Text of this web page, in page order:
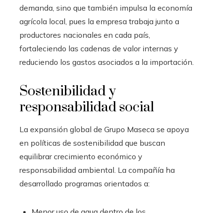
demanda, sino que también impulsa la economía
agrícola local, pues la empresa trabaja junto a
productores nacionales en cada país,
fortaleciendo las cadenas de valor internas y
reduciendo los gastos asociados a la importación.
Sostenibilidad y
responsabilidad social
La expansión global de Grupo Maseca se apoya
en políticas de sostenibilidad que buscan
equilibrar crecimiento económico y
responsabilidad ambiental. La compañía ha
desarrollado programas orientados a: